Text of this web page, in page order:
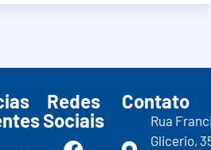
Redes
Sociais
Contato
Rua
Glicerio,